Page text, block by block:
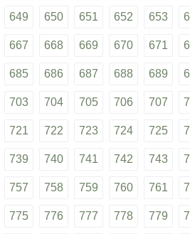
649 650 651 652 653
667 668 669 670 671
685 686 687 688 689
703 704 705 706 707
721 722 723 724 725
739 740 741 742 743
757 758 759 760 761
775 776 777 778 779